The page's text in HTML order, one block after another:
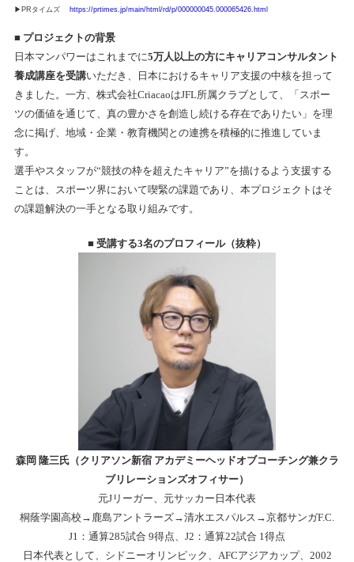
▶PRタイムズ https://prtimes.jp/main/html/rd/p/000000045.000065426.html
■ プロジェクトの背景
日本マンパワーはこれまでに5万人以上の方にキャリアコンサルタント
養成講座を受講いただき、日本におけるキャリア支援の中核を担って
きました。一方、株式会社CriacaoはJFL所属クラブとして、「スポー
ツの価値を通じて、真の豊かさを創造し続ける存在でありたい」を理
念に掲げ、地域・企業・教育機関との連携を積極的に推進していま
す。
選手やスタッフが“競技の枠を超えたキャリア”を描けるよう支援する
ことは、スポーツ界において喫緊の課題であり、本プロジェクトはそ
の課題解決の一手となる取り組みです。
■ 受講する3名のプロフィール（抜粋）
森岡 隆三氏（クリアソン新宿 アカデミーヘッドオブコーチング兼クラ
ブリレーションズオフィサー）
元Jリーガー、元サッカー日本代表
桐蔭学園高校→鹿島アントラーズ→清水エスパルス→京都サンガF.C.
J1 ：通算285試合 9得点、J2：通算22試合 1得点
日本代表として、シドニーオリンピック、AFCアジアカップ、2002